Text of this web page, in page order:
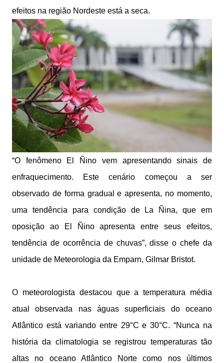
efeitos na região Nordeste está a seca.
“O fenômeno El Ñino vem apresentando sinais de
enfraquecimento. Este cenário começou a ser
observado de forma gradual e apresenta, no momento,
uma tendência para condição de La Ñina, que em
oposição ao El Ñino apresenta entre seus efeitos,
tendência de ocorrência de chuvas”, disse o chefe da
unidade de Meteorologia da Emparn, Gilmar Bristot.
O meteorologista destacou que a temperatura média
atual observada nas águas superficiais do oceano
Atlântico está variando entre 29°C e 30°C. “Nunca na
história da climatologia se registrou temperaturas tão
altas no oceano Atlântico Norte como nos últimos